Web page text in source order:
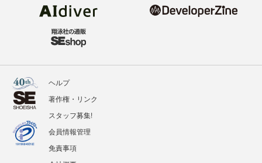
ヘルプ
著作権・リンク
スタッフ募集!
会員情報管理
免責事項